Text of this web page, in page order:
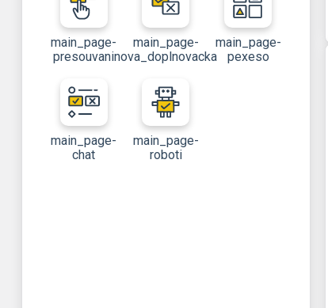
main_page-
presouvani
main_page-
nova_doplnovacka
main_page-
pexeso
main_page-
chat
main_page-
roboti